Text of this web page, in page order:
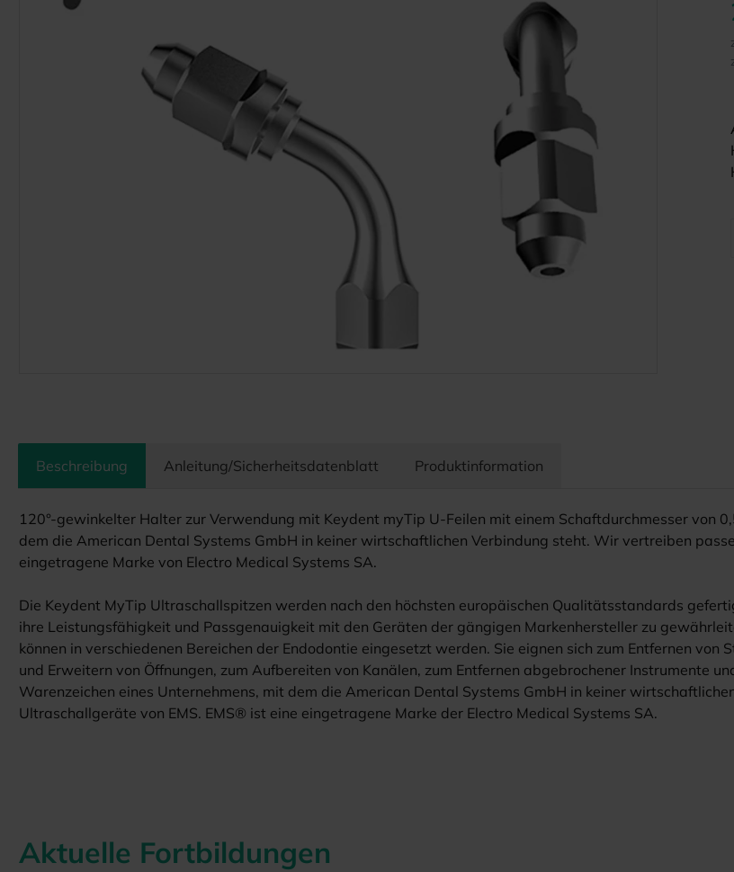
Beschreibung Anleitung/Sicherheitsdatenblatt Produktinformation
120°-gewinkelter Halter zur Verwendung mit Keydent myTip U-Feilen mit einem Schaftdurchmesser von
dem die American Dental Systems GmbH in keiner wirtschaftlichen Verbindung steht. Wir vertreiben
eingetragene Marke von Electro Medical Systems SA.
Die Keydent MyTip Ultraschallspitzen werden nach den höchsten europäischen Qualitätsstandards
ihre Leistungsfähigkeit und Passgenauigkeit mit den Geräten der gängigen Markenhersteller zu
können in verschiedenen Bereichen der Endodontie eingesetzt werden. Sie eignen sich zum Entfernen
und Erweitern von Öffnungen, zum Aufbereiten von Kanälen, zum Entfernen abgebrochener Instrumente
Warenzeichen eines Unternehmens, mit dem die American Dental Systems GmbH in keiner
Ultraschallgeräte von EMS. EMS® ist eine eingetragene Marke der Electro Medical Systems SA.
Aktuelle Fortbildungen